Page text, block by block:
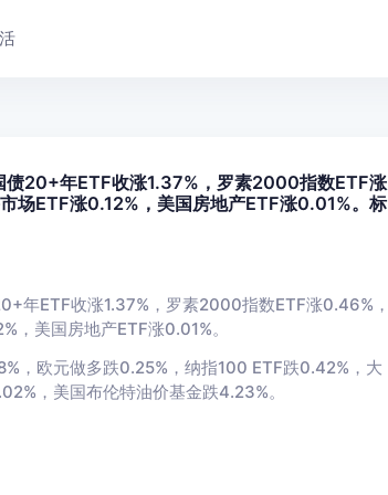
债20+年ETF收涨1.37%，罗素2000指数ETF涨
场ETF涨0.12%，美国房地产ETF涨0.01%。标
年ETF收涨1.37%，罗素2000指数ETF涨0.46%，
，美国房地产ETF涨0.01%。
，欧元做多跌0.25%，纳指100 ETF跌0.42%，大
，美国布伦特油价基金跌4.23%。